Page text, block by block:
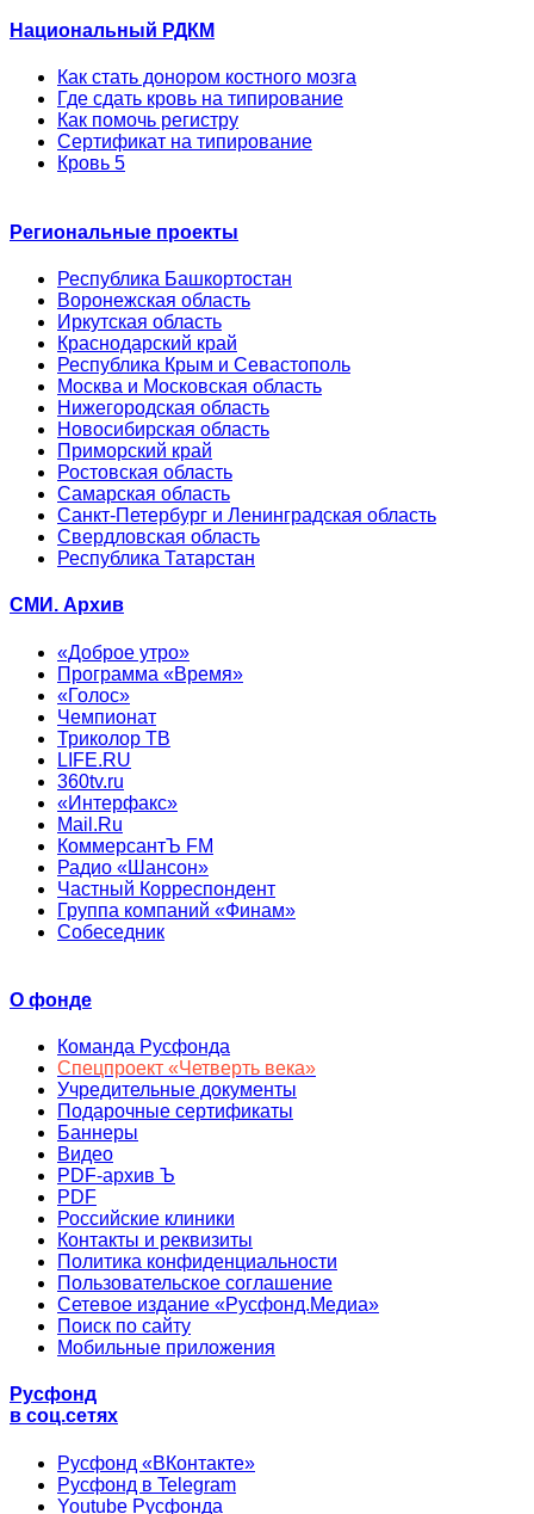
Национальный РДКМ
Как стать донором костного мозга
Где сдать кровь на типирование
Как помочь регистру
Сертификат на типирование
Кровь 5
Региональные проекты
Республика Башкортостан
Воронежская область
Иркутская область
Краснодарский край
Республика Крым и Севастополь
Москва и Московская область
Нижегородская область
Новосибирская область
Приморский край
Ростовская область
Самарская область
Санкт-Петербург и Ленинградская область
Свердловская область
Республика Татарстан
СМИ. Архив
«Доброе утро»
Программа «Время»
«Голос»
Чемпионат
Триколор ТВ
LIFE.RU
360tv.ru
«Интерфакс»
Mail.Ru
КоммерсантЪ FM
Радио «Шансон»
Частный Корреспондент
Группа компаний «Финам»
Собеседник
О фонде
Команда Русфонда
Спецпроект «Четверть века»
Учредительные документы
Подарочные сертификаты
Баннеры
Видео
PDF-архив Ъ
PDF
Российские клиники
Контакты и реквизиты
Политика конфиденциальности
Пользовательское соглашение
Сетевое издание «Русфонд.Медиа»
Поиск по сайту
Мобильные приложения
Русфонд
в соц.сетях
Русфонд «ВКонтакте»
Русфонд в Telegram
Youtube Русфонда